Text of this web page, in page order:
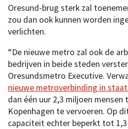
Oresund-brug sterk zal
zou dan ook kunnen worden
verlichten.
“De nieuwe metro zal ook de
bedrijven in beide steden
Oresundsmetro Executive.
nieuwe metroverbinding in
dan één uur 2,3 miljoen mensen
Kopenhagen te vervoeren. Op
capaciteit echter beperkt tot